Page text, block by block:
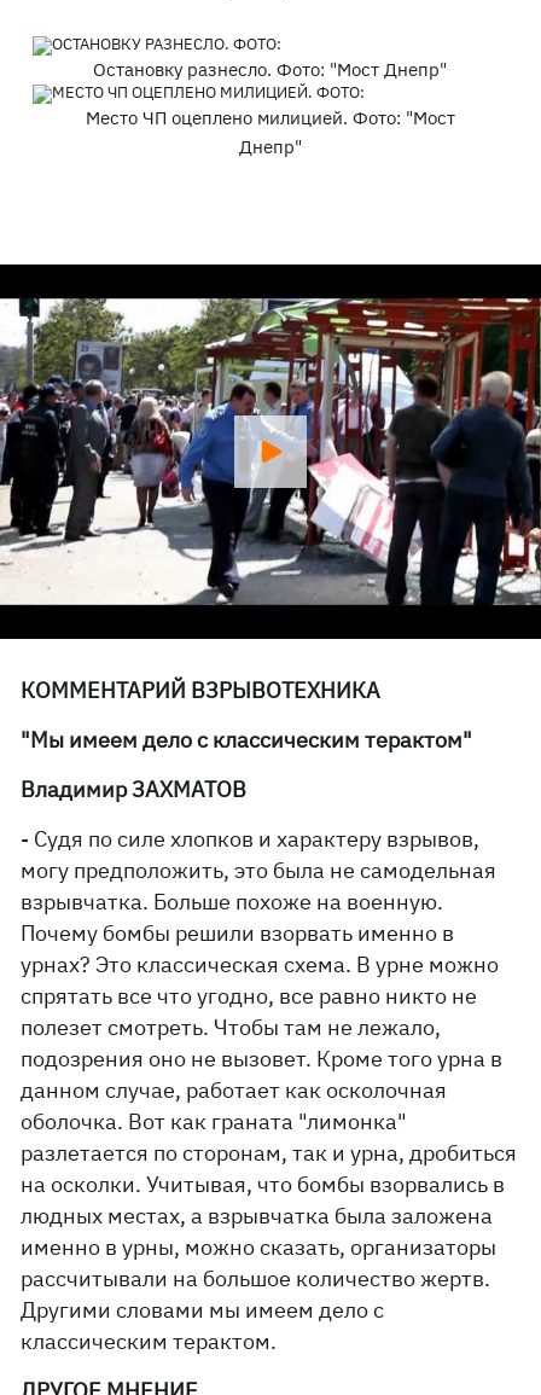
Остановку разнесло. Фото: "Мост Днепр"
Место ЧП оцеплено милицией. Фото: "Мост
Днепр"
КОММЕНТАРИЙ ВЗРЫВОТЕХНИКА
"Мы имеем дело с классическим терактом"
Владимир ЗАХМАТОВ
- Судя по силе хлопков и характеру взрывов,
могу предположить, это была не самодельная
взрывчатка. Больше похоже на военную.
Почему бомбы решили взорвать именно в
урнах? Это классическая схема. В урне можно
спрятать все что угодно, все равно никто не
полезет смотреть. Чтобы там не лежало,
подозрения оно не вызовет. Кроме того урна в
данном случае, работает как осколочная
оболочка. Вот как граната "лимонка"
разлетается по сторонам, так и урна, дробиться
на осколки. Учитывая, что бомбы взорвались в
людных местах, а взрывчатка была заложена
именно в урны, можно сказать, организаторы
рассчитывали на большое количество жертв.
Другими словами мы имеем дело с
классическим терактом.